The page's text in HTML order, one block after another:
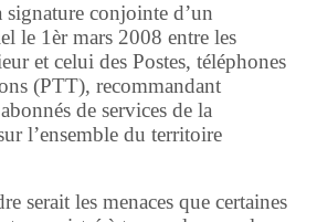
signature conjointe d’un
le 1èr mars 2008 entre les
et celui des Postes, téléphones
(PTT), recommandant
de services de la
l’ensemble du territoire
serait les menaces que certaines